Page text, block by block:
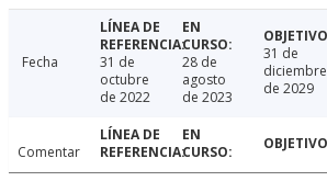
Fecha
31 de
octubre
de 2022
28 de
agosto
de 2023
31 de
diciembre
de 2029
Comentar